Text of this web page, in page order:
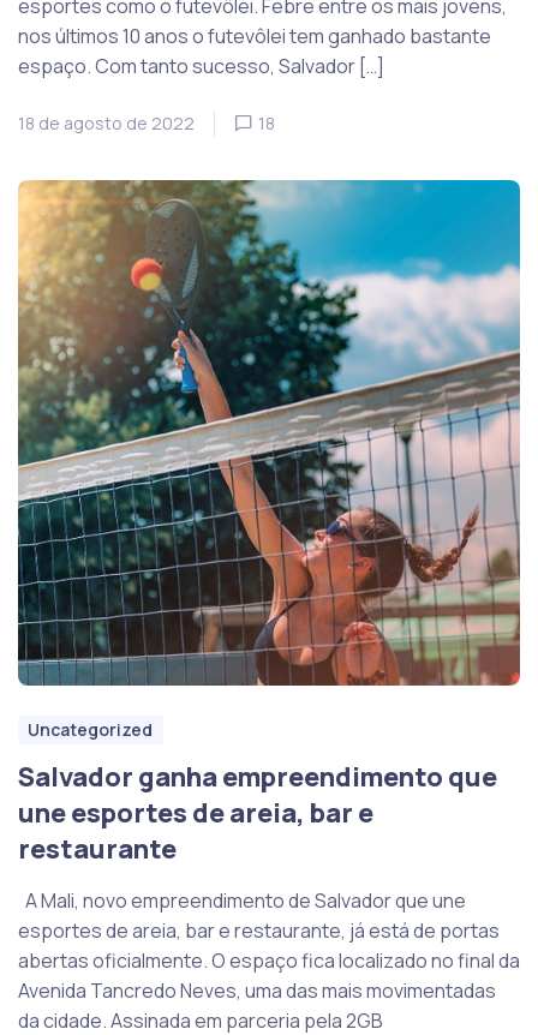
esportes como o futevôlei. Febre entre os mais jovens,
nos últimos 10 anos o futevôlei tem ganhado bastante
espaço. Com tanto sucesso, Salvador […]
18 de agosto de 2022 18
Uncategorized
Salvador ganha empreendimento que
une esportes de areia, bar e
restaurante
A Mali, novo empreendimento de Salvador que une
esportes de areia, bar e restaurante, já está de portas
abertas oficialmente. O espaço fica localizado no final da
Avenida Tancredo Neves, uma das mais movimentadas
da cidade. Assinada em parceria pela 2GB